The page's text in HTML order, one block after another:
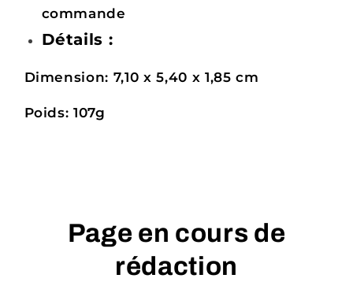
commande
Détails :
Dimension: 7,10 x 5,40 x 1,85 cm
Poids: 107g
Page en cours de
rédaction